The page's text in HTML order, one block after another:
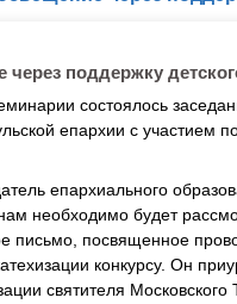
поддержку
состоялось
епархии с участием
епархиального
необходимо будет
письмо, посвященное
конкурсу. Он
святителя Московского